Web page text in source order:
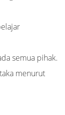
semua pihak.
menurut